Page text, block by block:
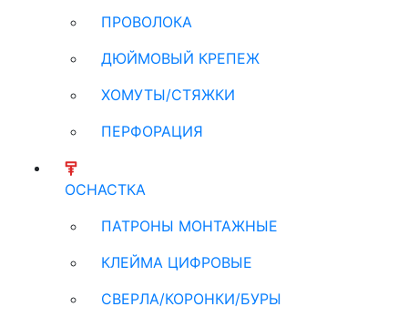
ПРОВОЛОКА
ДЮЙМОВЫЙ КРЕПЕЖ
ХОМУТЫ/СТЯЖКИ
ПЕРФОРАЦИЯ
ОСНАСТКА
ПАТРОНЫ МОНТАЖНЫЕ
КЛЕЙМА ЦИФРОВЫЕ
СВЕРЛА/КОРОНКИ/БУРЫ